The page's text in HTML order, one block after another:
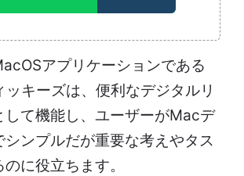
アプリケーションである
キーズは、便利なデジタルリ
して機能し、ユーザーがMacデ
シンプルだが重要な考えやタス
に役立ちます。